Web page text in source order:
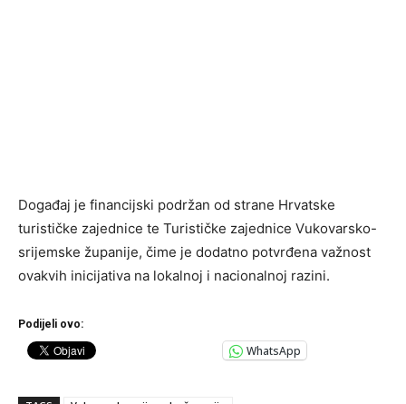
Događaj je financijski podržan od strane Hrvatske
turističke zajednice te Turističke zajednice Vukovarsko-
srijemske županije, čime je dodatno potvrđena važnost
ovakvih inicijativa na lokalnoj i nacionalnoj razini.
Podijeli ovo:
WhatsApp